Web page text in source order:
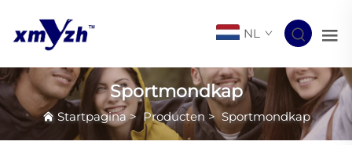
NL
Sportmondkap
Startpagina> Producten> Sportmondkap